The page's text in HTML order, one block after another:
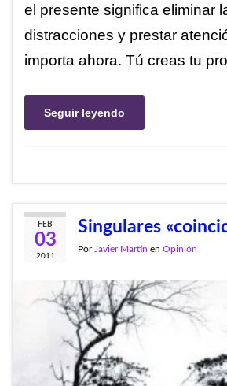
el presente significa eliminar
distracciones y prestar
importa ahora. Tú creas tu
Seguir leyendo
FEB
03
2011
Singulares
PorJavier Martín en Opinión